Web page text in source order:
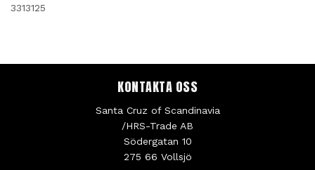
3313125
KONTAKTA OSS
Santa Cruz of Scandinavia
/HRS-Trade AB
Södergatan 10
275 66 Vollsjö